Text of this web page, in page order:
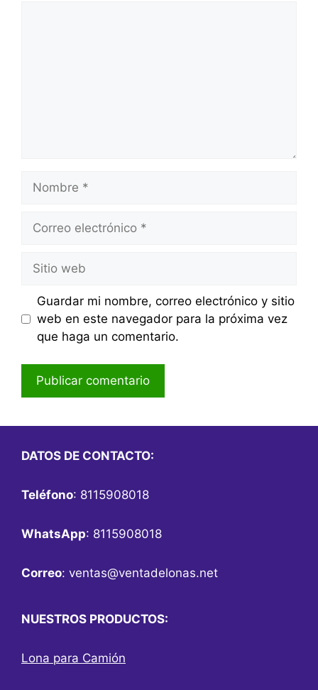
Nombre
Correo
Sitio
web
Guardar mi nombre, correo electrónico y sitio
web en este navegador para la próxima vez
que haga un comentario.
DATOS DE CONTACTO:
Teléfono: 8115908018
WhatsApp: 8115908018
Correo: ventas@ventadelonas.net
NUESTROS PRODUCTOS:
Lona para Camión